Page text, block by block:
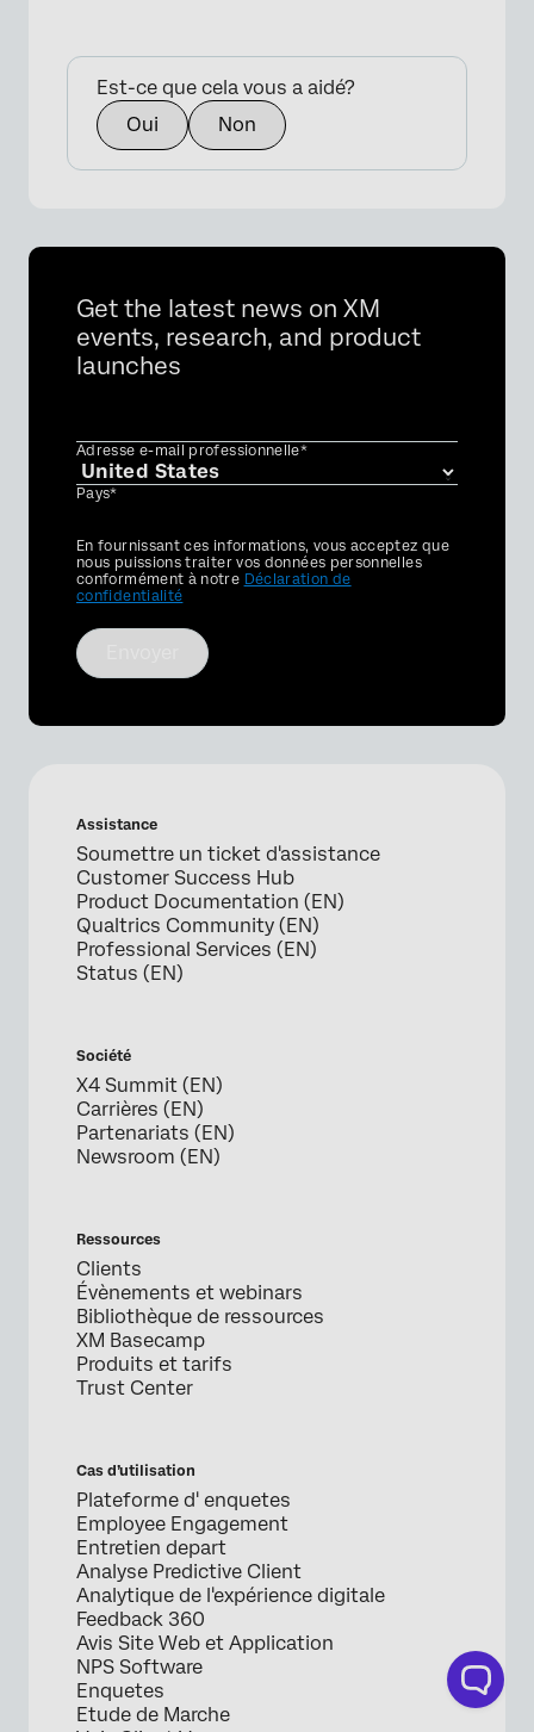
Est-ce que cela vous a aidé?
Oui
Non
Get the latest news on XM
events, research, and product
launches
Adresse e-mail professionnelle*
Pays*
Privacy
Optin
En fournissant ces informations, vous acceptez que
nous puissions traiter vos données personnelles
conformément à notre Déclaration de
confidentialité
Assistance
Soumettre un ticket d'assistance
Customer Success Hub
Product Documentation (EN)
Qualtrics Community (EN)
Professional Services (EN)
Status (EN)
Société
X4 Summit (EN)
Carrières (EN)
Partenariats (EN)
Newsroom (EN)
Ressources
Clients
Évènements et webinars
Bibliothèque de ressources
XM Basecamp
Produits et tarifs
Trust Center
Cas d’utilisation
Plateforme d' enquetes
Employee Engagement
Entretien depart
Analyse Predictive Client
Analytique de l'expérience digitale
Feedback 360
Avis Site Web et Application
NPS Software
Enquetes
Etude de Marche